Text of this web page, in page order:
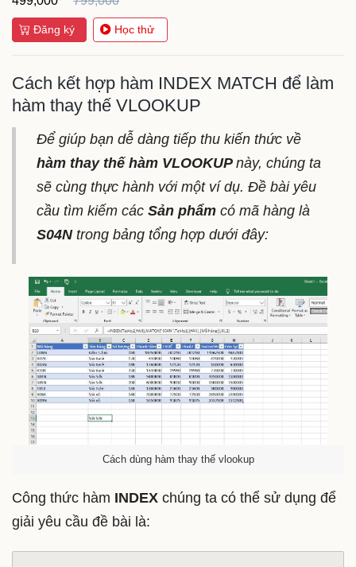
Đăng ký Học thử
Cách kết hợp hàm INDEX MATCH để làm
hàm thay thế VLOOKUP
Để giúp bạn dễ dàng tiếp thu kiến thức về
hàm thay thế hàm VLOOKUP này, chúng ta
sẽ cùng thực hành với một ví dụ. Đề bài yêu
cầu tìm kiếm cácSản phẩmcó mã hàng là
S04Ntrong bảng tổng hợp dưới đây:
Cách dùng hàm thay thế vlookup
Công thức hàm INDEX chúng ta có thể sử dụng để
giải yêu cầu đề bài là: